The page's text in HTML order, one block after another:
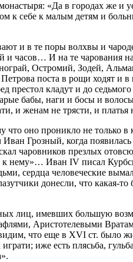
«Да в городах же и
к себе к малым детям и
и в те поры волхвы и
часов… И на те чарования
Остромий, Зодей,
поста в рощи ходят и
кладут и до
бабы, наги и босы и волосы
и женам не трясти, и
оно проникло не только
Грозный, когда
чаровников презлых
нему»… Иван IV писал
сердца человеческие
донесли, что какая-
лиц, имевших бoльшую
Аристотелевыми
что еще в XVI ст. было
иже есть плясьба,